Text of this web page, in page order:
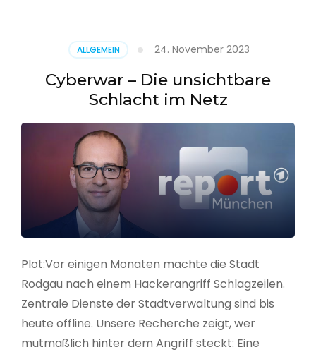
ALLGEMEIN 24. November 2023
Cyberwar – Die unsichtbare
Schlacht im Netz
Plot:Vor einigen Monaten machte die Stadt
Rodgau nach einem Hackerangriff Schlagzeilen.
Zentrale Dienste der Stadtverwaltung sind bis
heute offline. Unsere Recherche zeigt, wer
mutmaßlich hinter dem Angriff steckt: Eine